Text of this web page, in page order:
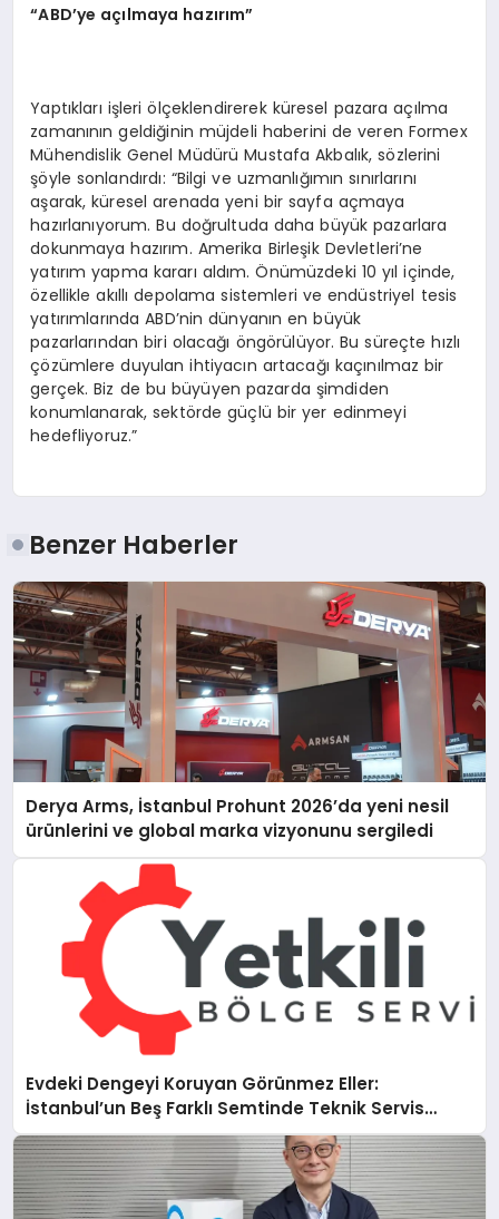
“ABD’ye açılmaya hazırım”
Yaptıkları işleri ölçeklendirerek küresel pazara açılma
zamanının geldiğinin müjdeli haberini de veren Formex
Mühendislik Genel Müdürü Mustafa Akbalık, sözlerini
şöyle sonlandırdı: “Bilgi ve uzmanlığımın sınırlarını
aşarak, küresel arenada yeni bir sayfa açmaya
hazırlanıyorum. Bu doğrultuda daha büyük pazarlara
dokunmaya hazırım. Amerika Birleşik Devletleri’ne
yatırım yapma kararı aldım. Önümüzdeki 10 yıl içinde,
özellikle akıllı depolama sistemleri ve endüstriyel tesis
yatırımlarında ABD’nin dünyanın en büyük
pazarlarından biri olacağı öngörülüyor. Bu süreçte hızlı
çözümlere duyulan ihtiyacın artacağı kaçınılmaz bir
gerçek. Biz de bu büyüyen pazarda şimdiden
konumlanarak, sektörde güçlü bir yer edinmeyi
hedefliyoruz.”
Benzer Haberler
Derya Arms, İstanbul Prohunt 2026’da yeni nesil
ürünlerini ve global marka vizyonunu sergiledi
Evdeki Dengeyi Koruyan Görünmez Eller:
İstanbul’un Beş Farklı Semtinde Teknik Servis
Gerçeği